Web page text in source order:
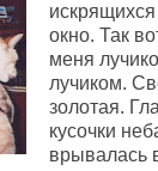
окно. Так
меня
лучиком.
золотая.
кусочки
врывалась